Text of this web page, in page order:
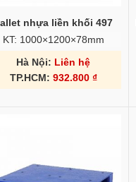
nhựa liền khối 497
KT: 1000×1200×78mm
Hà Nội: Liên hệ
TP.HCM: 932.800 ₫